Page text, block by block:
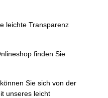
leichte Transparenz
finden Sie
Sie sich von der
unseres leicht